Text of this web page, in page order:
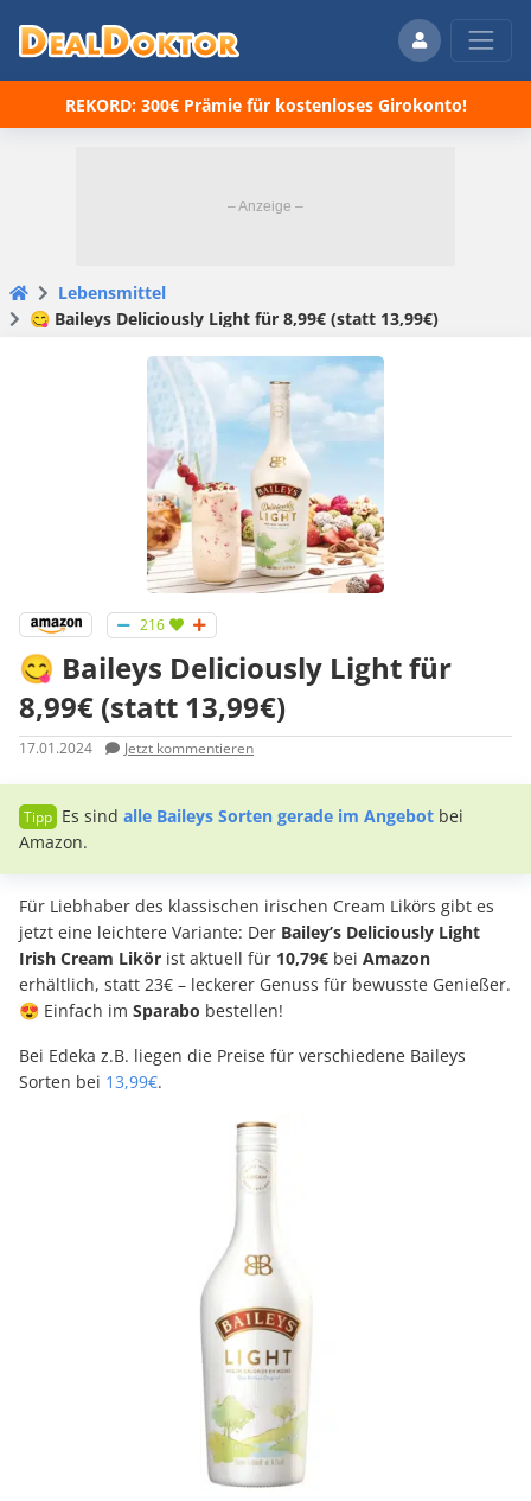
REKORD: 300€ Prämie für kostenloses Girokonto!
Lebensmittel
😋 Baileys Deliciously Light für 8,99€ (statt 13,99€)
216
😋 Baileys Deliciously Light für
8,99€ (statt 13,99€)
17.01.2024 Jetzt kommentieren
Es sind alle Baileys Sorten gerade im Angebot bei
Amazon.
Für Liebhaber des klassischen irischen Cream Likörs gibt es
jetzt eine leichtere Variante: Der Bailey’s Deliciously Light
Irish Cream Likör ist aktuell für 10,79€ bei Amazon
erhältlich, statt 23€ – leckerer Genuss für bewusste Genießer.
😍 Einfach im Sparabo bestellen!
Bei Edeka z.B. liegen die Preise für verschiedene Baileys
Sorten bei 13,99€.